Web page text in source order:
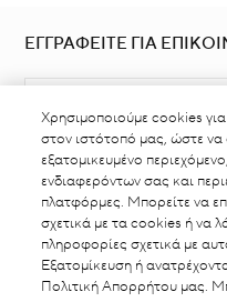
ΕΓΓΡΑΦΕΙΤΕ ΓΙΑ
ΒΡΕΙΤΕ
Χρησιμοποιούμε cookies
στον ιστότοπό μας, ώστε
εξατομικευμένο
ενδιαφερόντων σας και
πλατφόρμες. Μπορείτε να
σχετικά με τα cookies ή να
πληροφορίες σχετικά με
Εξατομίκευση ή
Πολιτική Απορρήτου μας.